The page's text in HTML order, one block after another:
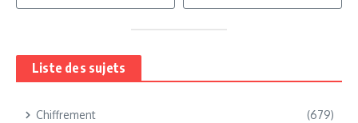
Liste des sujets
Chiffrement (679)